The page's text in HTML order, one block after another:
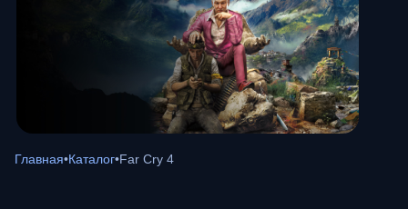
Главная•Каталог•Far Cry 4